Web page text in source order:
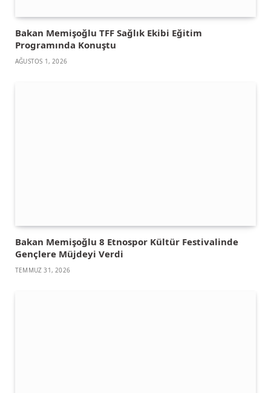
Bakan Memişoğlu TFF Sağlık Ekibi Eğitim
Programında Konuştu
AĞUSTOS 1, 2026
Bakan Memişoğlu 8 Etnospor Kültür Festivalinde
Gençlere Müjdeyi Verdi
TEMMUZ 31, 2026